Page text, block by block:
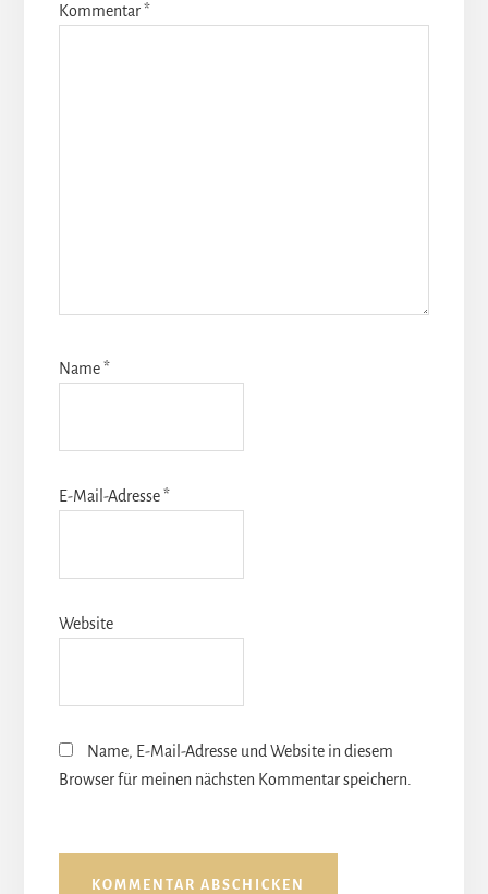
Kommentar*
Name*
E-Mail-Adresse*
Website
Name, E-Mail-Adresse und Website in diesem
Browser für meinen nächsten Kommentar speichern.